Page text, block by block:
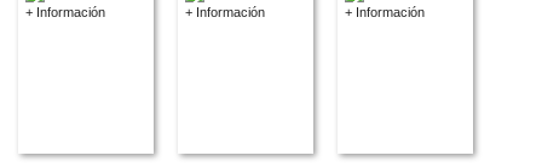
+ Información + Información + Información